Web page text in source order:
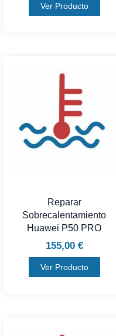
Ver Producto
Reparar
Sobrecalentamiento
Huawei P50 PRO
155,00 €
Ver Producto